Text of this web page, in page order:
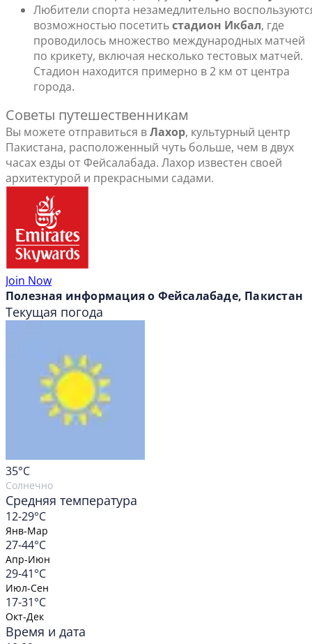
Любители спорта незамедлительно
возможностью посетитьстадион Икбал, где
проводилось множество международных матчей
по крикету, включая несколько тестовых матчей.
Стадион находится примерно в 2 км от центра
города.
Советы путешественникам
Вы можете отправиться вЛахор, культурный центр
Пакистана, расположенный чуть больше, чем в двух
часах езды от Фейсалабада. Лахор известен своей
архитектурой и прекрасными садами.
Join Now
Полезная информация о Фейсалабаде, Пакистан
Текущая погода
35°C
Солнечно
Средняя температура
12-29°C
Янв-Мар
27-44°C
Апр-Июн
29-41°C
Июл-Сен
17-31°C
Окт-Дек
Время и дата